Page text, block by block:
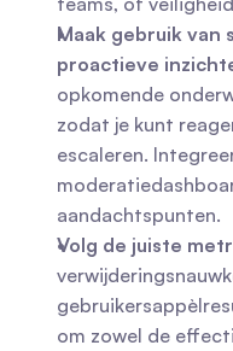
Maak gebruik van
proactieve
opkomende
zodat je kunt
escaleren.
aandachtspunten.
Volg de juiste
om zowel de